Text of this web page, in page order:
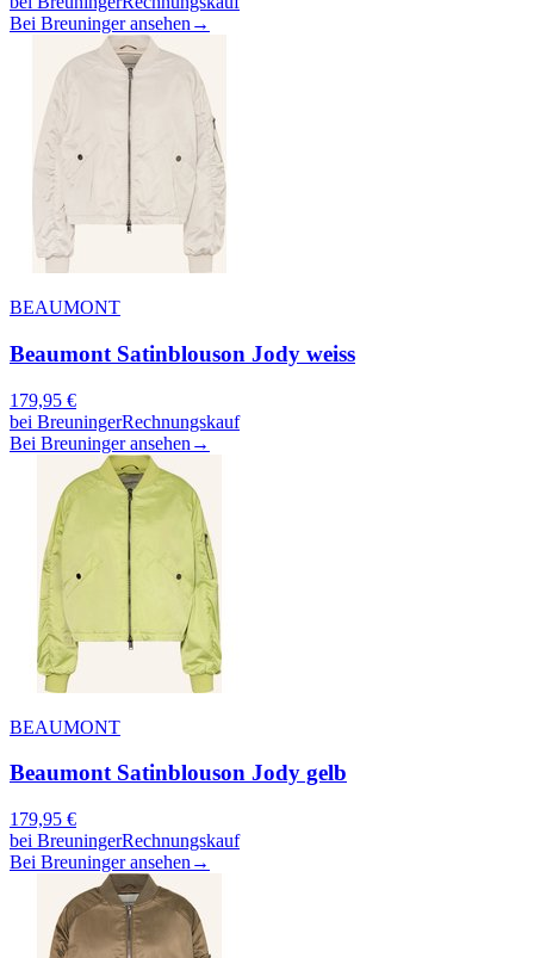
Bei Breuninger ansehen →
BEAUMONT
Beaumont Satinblouson Jody weiss
179,95 €
bei BreuningerRechnungskauf
Bei Breuninger ansehen →
BEAUMONT
Beaumont Satinblouson Jody gelb
179,95 €
bei BreuningerRechnungskauf
Bei Breuninger ansehen →